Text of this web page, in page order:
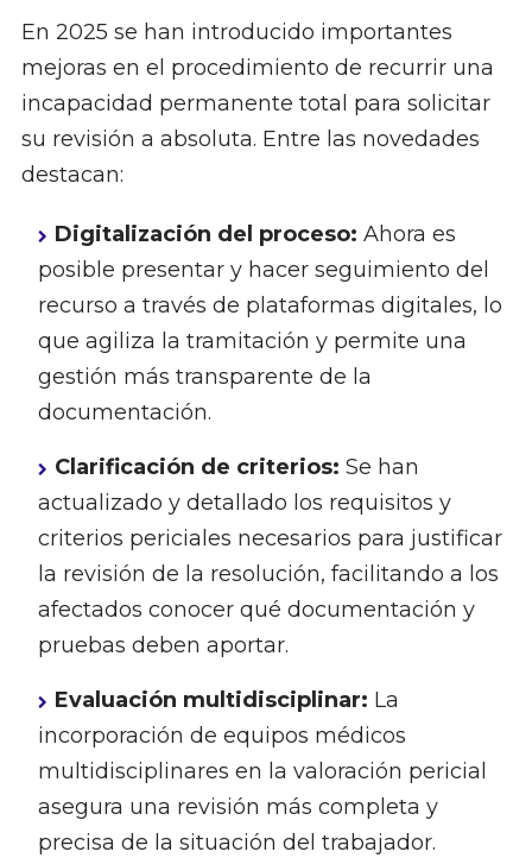
En 2025 se han introducido importantes
mejoras en el procedimiento de recurrir una
incapacidad permanente total para solicitar
su revisión a absoluta. Entre las novedades
destacan:
Digitalización del proceso: Ahora es
posible presentar y hacer seguimiento del
recurso a través de plataformas digitales, lo
que agiliza la tramitación y permite una
gestión más transparente de la
documentación.
Clarificación de criterios: Se han
actualizado y detallado los requisitos y
criterios periciales necesarios para justificar
la revisión de la resolución, facilitando a los
afectados conocer qué documentación y
pruebas deben aportar.
Evaluación multidisciplinar: La
incorporación de equipos médicos
multidisciplinares en la valoración pericial
asegura una revisión más completa y
precisa de la situación del trabajador.